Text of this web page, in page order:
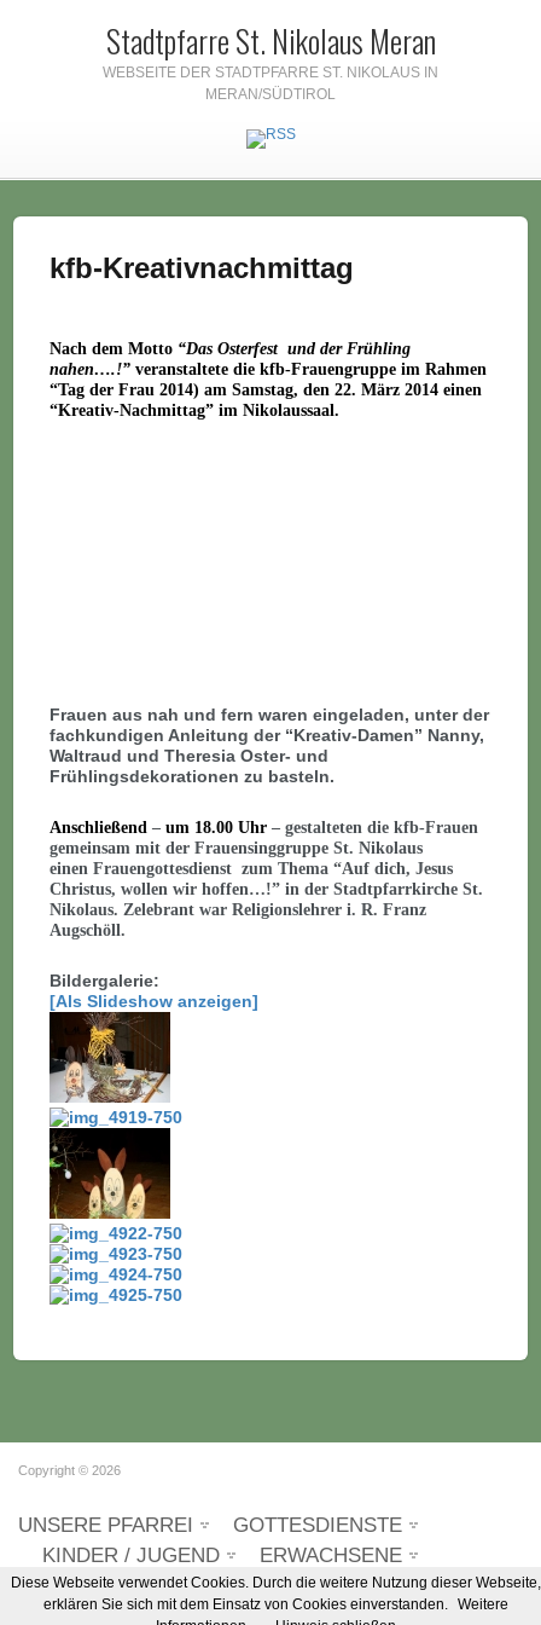
Stadtpfarre St. Nikolaus Meran
WEBSEITE DER STADTPFARRE ST. NIKOLAUS IN
MERAN/SÜDTIROL
kfb-Kreativnachmittag
Nach dem Motto “Das Osterfest und der Frühling
nahen….!” veranstaltete die kfb-Frauengruppe im Rahmen
“Tag der Frau 2014) am Samstag, den 22. März 2014 einen
“Kreativ-Nachmittag” im Nikolaussaal.
Frauen aus nah und fern waren eingeladen, unter der
fachkundigen Anleitung der “Kreativ-Damen” Nanny,
Waltraud und Theresia Oster- und
Frühlingsdekorationen zu basteln.
Anschließend –um 18.00 Uhr – gestalteten die kfb-Frauen
gemeinsam mit der Frauensinggruppe St. Nikolaus
einen Frauengottesdienst zum Thema “Auf dich, Jesus
Christus, wollen wir hoffen…!” in der Stadtpfarrkirche St.
Nikolaus. Zelebrant war Religionslehrer i. R. Franz
Augschöll.
Bildergalerie:
[Als Slideshow anzeigen]
Copyright © 2026
UNSERE PFARREI
GOTTESDIENSTE
KINDER / JUGEND
ERWACHSENE
SENIOREN
Programmierung & DesignKuen & Laimer
Diese Webseite verwendet Cookies. Durch die weitere Nutzung dieser Webseite,
erklären Sie sich mit dem Einsatz von Cookies einverstanden.
Weitere